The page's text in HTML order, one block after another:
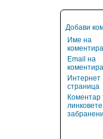
Добави
Име на
Email на
Интернет
страница
Коментар
забранени